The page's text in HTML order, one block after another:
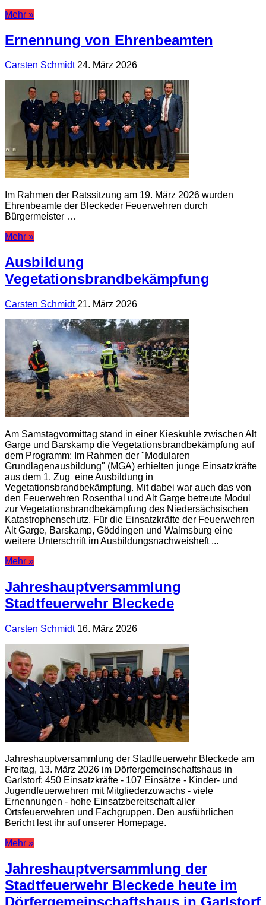
Mehr »
Ernennung von Ehrenbeamten
Carsten Schmidt24. März 2026
Im Rahmen der Ratssitzung am 19. März 2026 wurden
Ehrenbeamte der Bleckeder Feuerwehren durch
Bürgermeister …
Mehr »
Ausbildung
Vegetationsbrandbekämpfung
Carsten Schmidt 21. März 2026
Am Samstagvormittag stand in einer Kieskuhle zwischen Alt
Garge und Barskamp die Vegetationsbrandbekämpfung auf
dem Programm: Im Rahmen der "Modularen
Grundlagenausbildung" (MGA) erhielten junge Einsatzkräfte
aus dem 1. Zug eine Ausbildung in
Vegetationsbrandbekämpfung. Mit dabei war auch das von
den Feuerwehren Rosenthal und Alt Garge betreute Modul
zur Vegetationsbrandbekämpfung des Niedersächsischen
Katastrophenschutz. Für die Einsatzkräfte der Feuerwehren
Alt Garge, Barskamp, Göddingen und Walmsburg eine
weitere Unterschrift im Ausbildungsnachweisheft ...
Mehr »
Jahreshauptversammlung
Stadtfeuerwehr Bleckede
Carsten Schmidt 16. März 2026
Jahreshauptversammlung der Stadtfeuerwehr Bleckede am
Freitag, 13. März 2026 im Dörfergemeinschaftshaus in
Garlstorf: 450 Einsatzkräfte - 107 Einsätze - Kinder- und
Jugendfeuerwehren mit Mitgliederzuwachs - viele
Ernennungen - hohe Einsatzbereitschaft aller
Ortsfeuerwehren und Fachgruppen. Den ausführlichen
Bericht lest ihr auf unserer Homepage.
Mehr »
Jahreshauptversammlung der
Stadtfeuerwehr Bleckede heute im
Dörfergemeinschaftshaus in Garlstorf